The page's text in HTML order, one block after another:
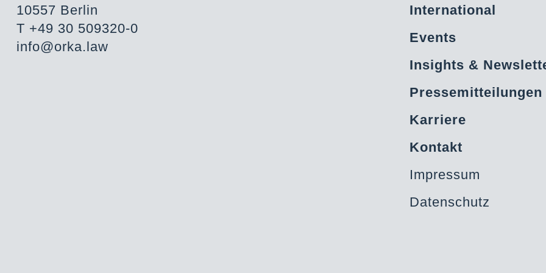
10557 Berlin
T +49 30 509320-0
info@orka.law
International
Events
Insights &
Pressemitteilungen
Karriere
Kontakt
Impressum
Datenschutz